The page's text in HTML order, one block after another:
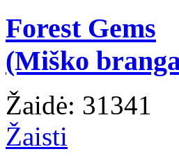
Forest Gems
(Miško
Žaidė: 31341
Žaisti